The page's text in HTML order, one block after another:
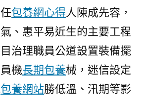
包養網心得人陳成先容，
、惠平易近生的主要工程
治理職員公道設置裝備擺
機長期包養械，迷信設定
包養網站勝低溫、汛期等影